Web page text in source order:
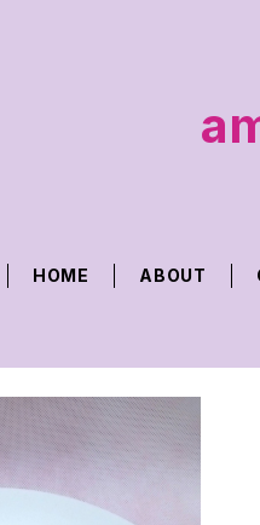
HOME ABOUT